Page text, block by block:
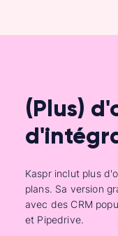
(Plus)
Kaspr inclut plus
plans. Sa version
avec des CRM
et Pipedrive.